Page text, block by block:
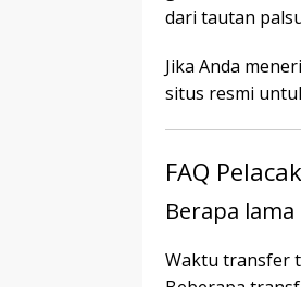
dari tautan
Jika Anda
situs resmi
FAQ
Berapa
Waktu transfer